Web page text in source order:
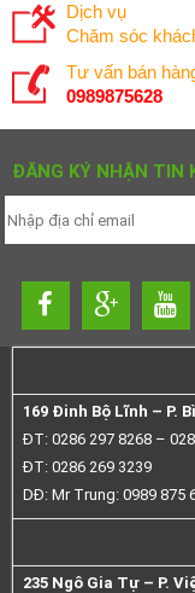
Dịch vụ
Chăm sóc
Tư vấn bán
0989875628
ĐĂNG KÝ NHẬN TIN
169 Đinh Bộ Lĩnh – P.
ĐT: 0286 297 8268 –
ĐT: 0286 269 3239
DĐ: Mr Trung: 0989 875
235 Ngô Gia Tự – P.